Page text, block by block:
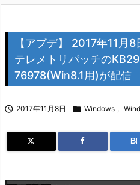
【アプデ】 2017年11
テレメトリパッチの
76978(Win8.1用)が配信
 2017年11月8日  Windows ,
B!